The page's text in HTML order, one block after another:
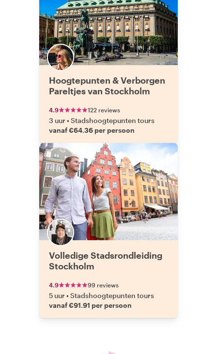
Hoogtepunten & Verborgen
Pareltjes van Stockholm
4.9 122 reviews
3 uur •Stadshoogtepunten tours
vanaf €64.36 per persoon
Volledige Stadsrondleiding
Stockholm
4.9 99 reviews
5 uur •Stadshoogtepunten tours
vanaf €91.91 per persoon